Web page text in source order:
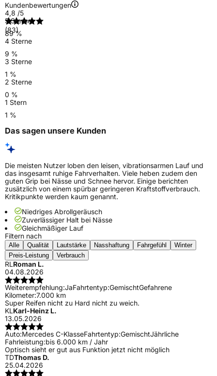
Kundenbewertungen
4,8 /5
(83)
5 Sterne
89 %
4 Sterne
9 %
3 Sterne
1 %
2 Sterne
0 %
1 Stern
1 %
Das sagen unsere Kunden
Die meisten Nutzer loben den leisen, vibrationsarmen Lauf und
das insgesamt ruhige Fahrverhalten. Viele heben zudem den
guten Grip bei Nässe und Schnee hervor. Einige berichten
zusätzlich von einem spürbar geringeren Kraftstoffverbrauch.
Kritikpunkte werden kaum genannt.
Niedriges Abrollgeräusch
Zuverlässiger Halt bei Nässe
Gleichmäßiger Lauf
Filtern nach
Alle Qualität Lautstärke Nasshaftung Fahrgefühl
Winter
Preis-Leistung
Verbrauch
RLRoman L.
04.08.2026
Weiterempfehlung:JaFahrtentyp:GemischtGefahrene
Kilometer:7.000 km
Super Reifen nicht zu Hard nicht zu weich.
KLKarl-Heinz L.
13.05.2026
Auto:Mercedes C-KlasseFahrtentyp:GemischtJährliche
Fahrleistung:bis 6.000 km / Jahr
Optisch sieht er gut aus Funktion jetzt nicht möglich
TDThomas D.
25.04.2026